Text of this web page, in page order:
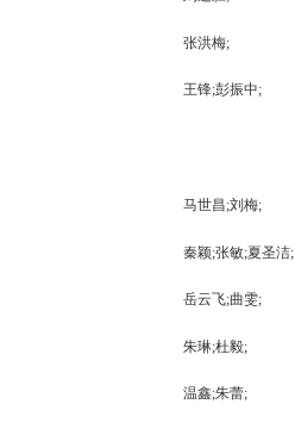
张洪梅;
王锋;彭振中;
马世昌;刘梅;
秦颖;张敏;夏圣洁;
岳云飞;曲雯;
朱琳;杜毅;
温鑫;朱蕾;